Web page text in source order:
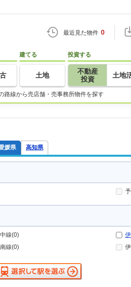
最近見た物件 0
建てる
土地
投資する
不動産
投資
土地
路線から売店舗・売事務所物件を探す
媛県 高知県
線(0)
線(0)